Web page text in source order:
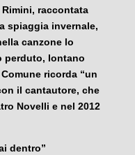
raccontata
spiaggia invernale,
canzone lo
perduto, lontano
ricorda “un
il cantautore, che
Novelli e nel 2012
dentro”